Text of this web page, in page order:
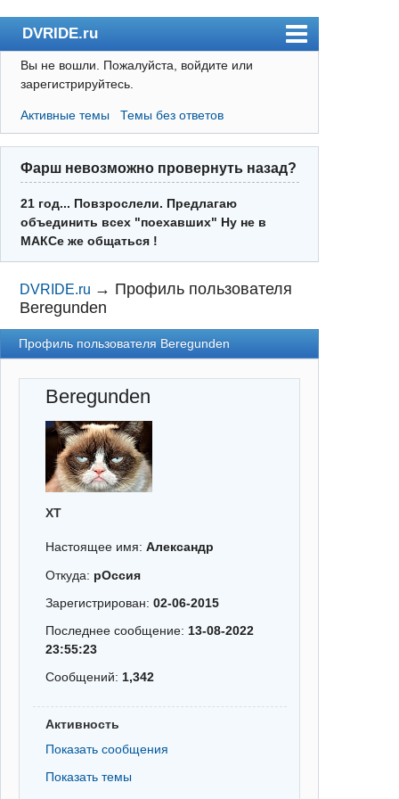
DVRIDE.ru
Форум
Пользователи
Правила
Поиск
Регистрация
Вход
Вы не вошли. Пожалуйста, войдите или
зарегистрируйтесь.
Активные темы Темы без ответов
Фарш невозможно провернуть назад?
21 год... Повзрослели. Предлагаю
объединить всех "поехавших" Ну не в
МАКСе же общаться !
DVRIDE.ru → Профиль пользователя
Beregunden
Профиль пользователя Beregunden
Beregunden
XT
Настоящее имя:Александр
Откуда: рОссия
Зарегистрирован:02-06-2015
Последнее сообщение: 13-08-2022
23:55:23
Сообщений: 1,342
Активность
Показать сообщения
Показать темы